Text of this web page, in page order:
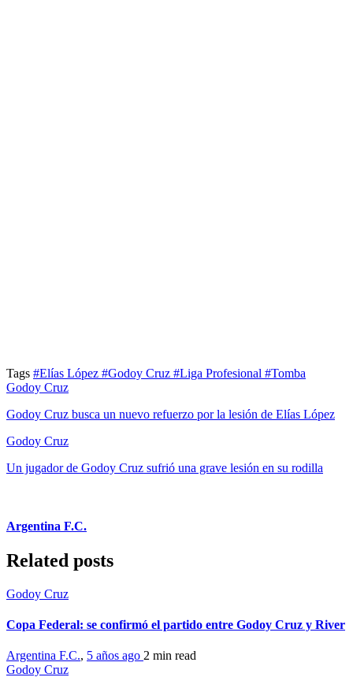
Tags #Elías López #Godoy Cruz #Liga Profesional #Tomba
Godoy Cruz
Godoy Cruz busca un nuevo refuerzo por la lesión de Elías López
Godoy Cruz
Un jugador de Godoy Cruz sufrió una grave lesión en su rodilla
Argentina F.C.
Related posts
Godoy Cruz
Copa Federal: se confirmó el partido entre Godoy Cruz y River
Argentina F.C., 5 años ago 2 min read
Godoy Cruz